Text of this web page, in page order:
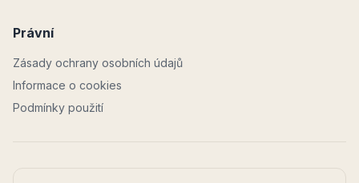
Právní
Zásady ochrany osobních údajů
Informace o cookies
Podmínky použití